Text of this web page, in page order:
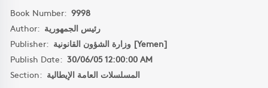
Book Number: 9998
Author: رئيس الجمهورية
Publisher:
وزارة الشؤون القانونية [Yemen]
Publish Date: 30/06/05 12:00:00 AM
Section: المسلسلات العامة الإيطالية